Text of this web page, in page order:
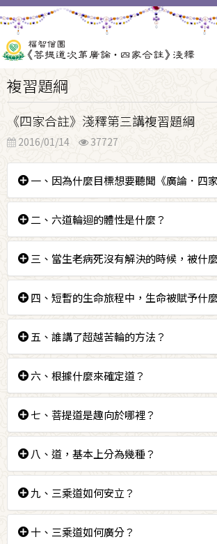
複習題綱
《四家合註》淺釋第三講複習題綱
2016/01/14 37727
一、因為什麼目標想要聽聞《廣論．四
答：「為了能夠解決自他在生死中流轉
證得無上菩提」，以這樣一個動機來聽
二、六道輪迴的體性是什麼？
答：痛苦。
三、當生老病死沒有解決的時候，被什
答：為業所自在，隨業流轉。
四、短暫的生命旅程中，生命被賦予什
答：要從惡道中，從輪迴中徹底超越。
五、誰講了超越苦輪的方法？
答：只有佛陀講了如何擺脫三惡趣，超
法。
六、根據什麼來確定道？
答：根據目的來確定道通向哪裡。
七、菩提道是趣向於哪裡？
答：菩提。
八、道，基本上分為幾種？
答：基本上可分為大乘道與小乘道兩種。
九、三乘道如何安立？
答：大乘道、獨覺道與聲聞道。
十、三乘道如何廣分？